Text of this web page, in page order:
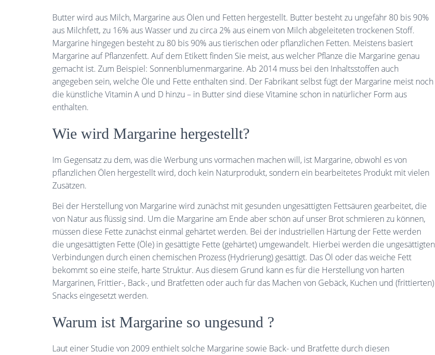
Butter wird aus Milch, Margarine aus Ölen und Fetten hergestellt. Butter besteht zu ungefähr 80 bis 90%
aus Milchfett, zu 16% aus Wasser und zu circa 2% aus einem von Milch abgeleiteten trockenen Stoff.
Margarine hingegen besteht zu 80 bis 90% aus tierischen oder pflanzlichen Fetten. Meistens basiert
Margarine auf Pflanzenfett. Auf dem Etikett finden Sie meist, aus welcher Pflanze die Margarine genau
gemacht ist. Zum Beispiel: Sonnenblumenmargarine. Ab 2014 muss bei den Inhaltsstoffen auch
angegeben sein, welche Öle und Fette enthalten sind. Der Fabrikant selbst fügt der Margarine meist noch
die künstliche Vitamin A und D hinzu – in Butter sind diese Vitamine schon in natürlicher Form aus
enthalten.
Wie wird Margarine hergestellt?
Im Gegensatz zu dem, was die Werbung uns vormachen machen will, ist Margarine, obwohl es von
pflanzlichen Ölen hergestellt wird, doch kein Naturprodukt, sondern ein bearbeitetes Produkt mit vielen
Zusätzen.
Bei der Herstellung von Margarine wird zunächst mit gesunden ungesättigten Fettsäuren gearbeitet, die
von Natur aus flüssig sind. Um die Margarine am Ende aber schön auf unser Brot schmieren zu können,
müssen diese Fette zunächst einmal gehärtet werden. Bei der industriellen Härtung der Fette werden
die ungesättigten Fette (Öle) in gesättigte Fette (gehärtet) umgewandelt. Hierbei werden die ungesättigten
Verbindungen durch einen chemischen Prozess (Hydrierung) gesättigt. Das Öl oder das weiche Fett
bekommt so eine steife, harte Struktur. Aus diesem Grund kann es für die Herstellung von harten
Margarinen, Frittier-, Back-, und Bratfetten oder auch für das Machen von Gebäck, Kuchen und (frittierten)
Snacks eingesetzt werden.
Warum ist Margarine so ungesund ?
Laut einer Studie von 2009 enthielt solche Margarine sowie Back- und Bratfette durch diesen